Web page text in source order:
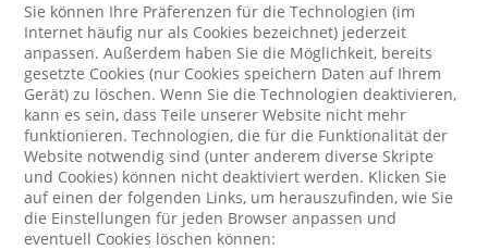
Sie können Ihre Präferenzen für die Technologien (im
Internet häufig nur als Cookies bezeichnet) jederzeit
anpassen. Außerdem haben Sie die Möglichkeit, bereits
gesetzte Cookies (nur Cookies speichern Daten auf Ihrem
Gerät) zu löschen. Wenn Sie die Technologien deaktivieren,
kann es sein, dass Teile unserer Website nicht mehr
funktionieren. Technologien, die für die Funktionalität der
Website notwendig sind (unter anderem diverse Skripte
und Cookies) können nicht deaktiviert werden. Klicken Sie
auf einen der folgenden Links, um herauszufinden, wie Sie
die Einstellungen für jeden Browser anpassen und
eventuell Cookies löschen können: